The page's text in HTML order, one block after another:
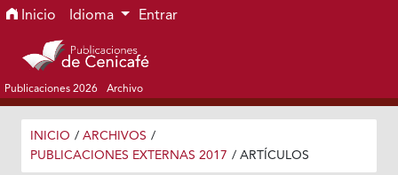
Ir al menú de navegación principal
Ir al contenido principal
Ir al pie de página del sitio
Inicio Idioma Entrar
Publicaciones 2026 Archivo
INICIO / ARCHIVOS /
PUBLICACIONES EXTERNAS 2017 / ARTÍCULOS